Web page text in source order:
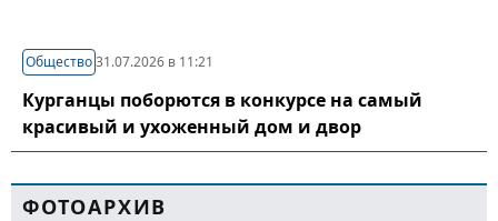
Общество31.07.2026 в 11:21
Курганцы поборются в конкурсе на самый
красивый и ухоженный дом и двор
ФОТОАРХИВ